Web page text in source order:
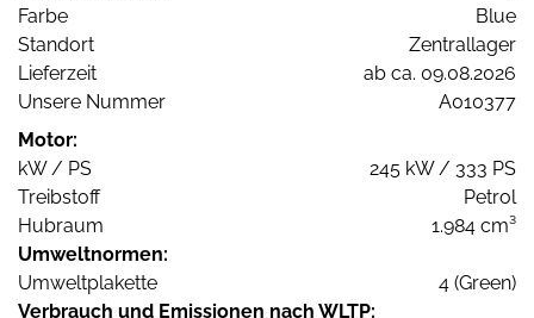
Farbe
Blue
Standort
Zentrallager
Lieferzeit
ab ca. 09.08.2026
Unsere Nummer
A010377
Motor:
kW / PS
245 kW / 333 PS
Treibstoff
Petrol
Hubraum
1.984 cm³
Umweltnormen:
Umweltplakette
4 (Green)
Verbrauch und Emissionen nach WLTP: